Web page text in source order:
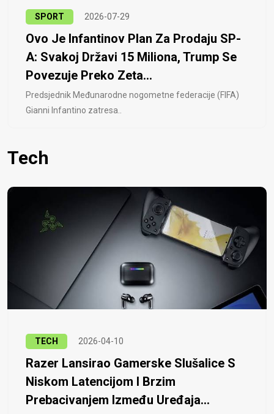
SPORT 2026-07-29
Ovo Je Infantinov Plan Za Prodaju SP-
A: Svakoj Državi 15 Miliona, Trump Se
Povezuje Preko Zeta...
Predsjednik Međunarodne nogometne federacije (FIFA)
Gianni Infantino zatresa..
Tech
TECH 2026-04-10
Razer Lansirao Gamerske Slušalice S
Niskom Latencijom I Brzim
Prebacivanjem Između Uređaja...